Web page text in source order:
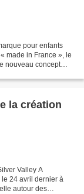
pour enfants
made in France », le
nouveau concept
la création
Valley A
le 24 avril dernier à
autour des